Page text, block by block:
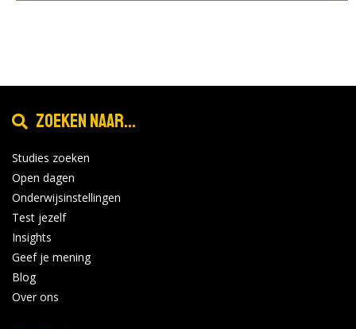
Zoeken naar...
Studies zoeken
Open dagen
Onderwijsinstellingen
Test jezelf
Insights
Geef je mening
Blog
Over ons